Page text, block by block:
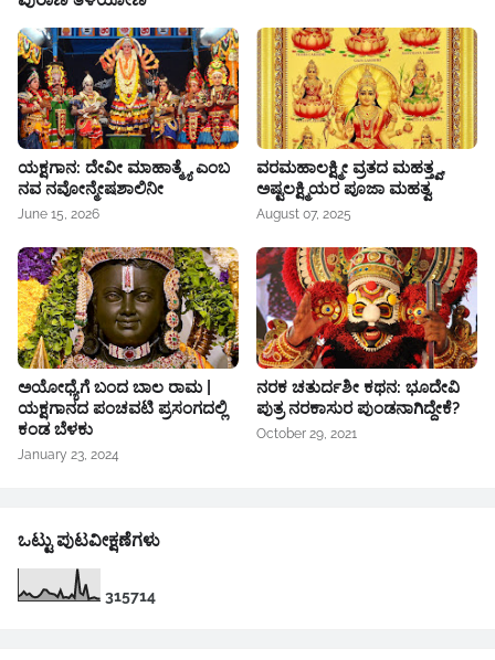
ಯಕ್ಷಗಾನ: ದೇವೀ ಮಾಹಾತ್ಮ್ಯೆ ಎಂಬ
ನವ ನವೋನ್ಮೇಷಶಾಲಿನೀ
June 15, 2026
ವರಮಹಾಲಕ್ಷ್ಮೀ ವ್ರತದ ಮಹತ್ತ್ವ,
ಅಷ್ಟಲಕ್ಷ್ಮಿಯರ ಪೂಜಾ ಮಹತ್ವ
August 07, 2025
ಅಯೋಧ್ಯೆಗೆ ಬಂದ ಬಾಲ ರಾಮ |
ಯಕ್ಷಗಾನದ ಪಂಚವಟಿ ಪ್ರಸಂಗದಲ್ಲಿ
ಕಂಡ ಬೆಳಕು
January 23, 2024
ನರಕ ಚತುರ್ದಶೀ ಕಥನ: ಭೂದೇವಿ
ಪುತ್ರ ನರಕಾಸುರ ಪುಂಡನಾಗಿದ್ದೇಕೆ?
October 29, 2021
ಒಟ್ಟು ಪುಟವೀಕ್ಷಣೆಗಳು
315714